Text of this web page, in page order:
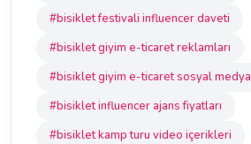
#bisiklet festivali influencer daveti
#bisiklet giyim e-ticaret reklamları
#bisiklet giyim e-ticaret sosyal medya
#bisiklet influencer ajans fiyatları
#bisiklet kamp turu video içerikleri